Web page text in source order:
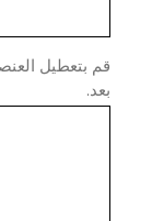
بتعطيل العنصر